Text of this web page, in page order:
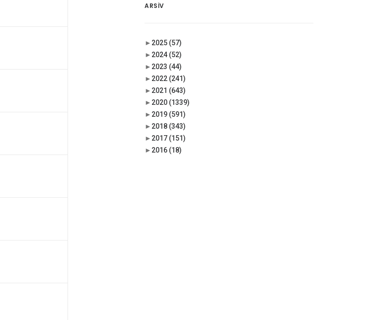
ARSIV
► 2025 (57)
► 2024 (52)
► 2023 (44)
► 2022 (241)
► 2021 (643)
► 2020 (1339)
► 2019 (591)
► 2018 (343)
► 2017 (151)
► 2016 (18)